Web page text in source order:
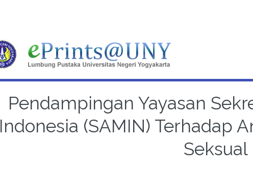
Pendampingan Yayasan
Indonesia (SAMIN) Terhadap
Seksual